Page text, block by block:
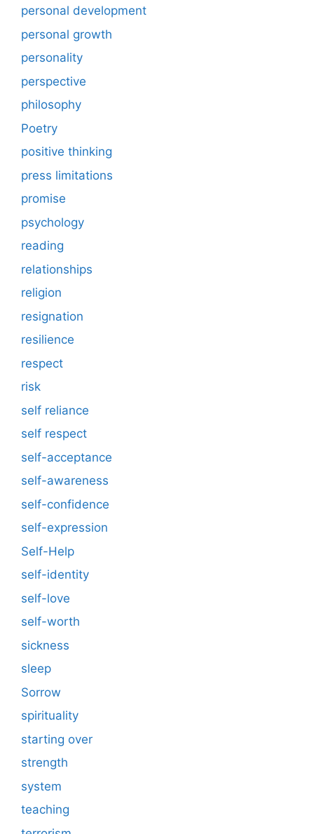
personal development
personal growth
personality
perspective
philosophy
Poetry
positive thinking
press limitations
promise
psychology
reading
relationships
religion
resignation
resilience
respect
risk
self reliance
self respect
self-acceptance
self-awareness
self-confidence
self-expression
Self-Help
self-identity
self-love
self-worth
sickness
sleep
Sorrow
spirituality
starting over
strength
system
teaching